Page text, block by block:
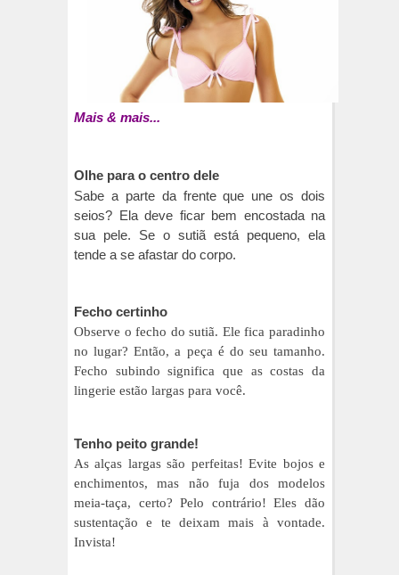
Mais & mais...
Olhe para o centro dele
Sabe a parte da frente que une os dois
seios? Ela deve ficar bem encostada na
sua pele. Se o sutiã está pequeno, ela
tende a se afastar do corpo.
Fecho certinho
Observe o fecho do sutiã. Ele fica paradinho
no lugar? Então, a peça é do seu tamanho.
Fecho subindo significa que as costas da
lingerie estão largas para você.
Tenho peito grande!
As alças largas são perfeitas! Evite bojos e
enchimentos, mas não fuja dos modelos
meia-taça, certo? Pelo contrário! Eles dão
sustentação e te deixam mais à vontade.
Invista!